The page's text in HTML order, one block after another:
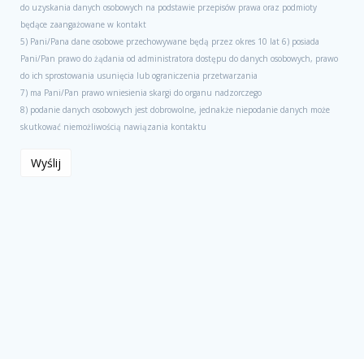
do uzyskania danych osobowych na podstawie przepisów prawa oraz podmioty
będące zaangażowane w kontakt
5) Pani/Pana dane osobowe przechowywane będą przez okres 10 lat 6) posiada
Pani/Pan prawo do żądania od administratora dostępu do danych osobowych, prawo
do ich sprostowania usunięcia lub ograniczenia przetwarzania
7) ma Pani/Pan prawo wniesienia skargi do organu nadzorczego
8) podanie danych osobowych jest dobrowolne, jednakże niepodanie danych może
skutkować niemożliwością nawiązania kontaktu